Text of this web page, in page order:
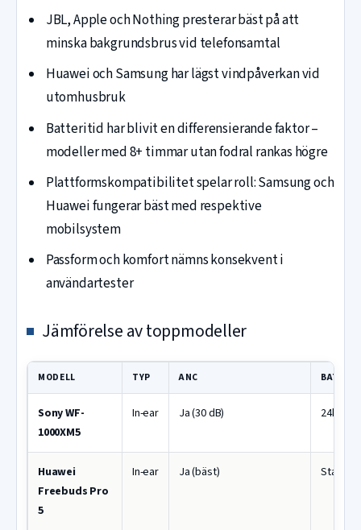
JBL, Apple och Nothing presterar bäst på att
minska bakgrundsbrus vid telefonsamtal
Huawei och Samsung har lägst vindpåverkan vid
utomhusbruk
Batteritid har blivit en differensierande faktor –
modeller med 8+ timmar utan fodral rankas högre
Plattformskompatibilitet spelar roll: Samsung och
Huawei fungerar bäst med respektive
mobilsystem
Passform och komfort nämns konsekvent i
användartester
Jämförelse av toppmodeller
MODELL TYP ANC
Sony WF-
1000XM5
In-ear Ja (30 dB) 24h
Huawei
Freebuds Pro
5
In-ear Ja (bäst)